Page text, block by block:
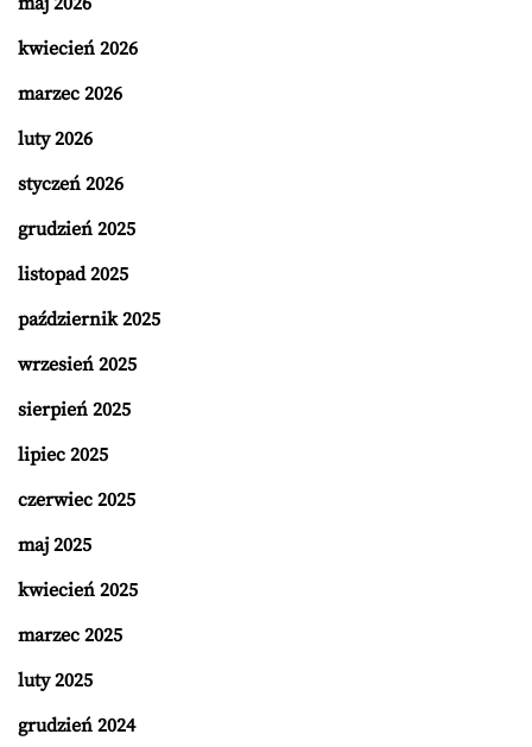
kwiecień 2026
marzec 2026
luty 2026
styczeń 2026
grudzień 2025
listopad 2025
październik 2025
wrzesień 2025
sierpień 2025
lipiec 2025
czerwiec 2025
maj 2025
kwiecień 2025
marzec 2025
luty 2025
grudzień 2024